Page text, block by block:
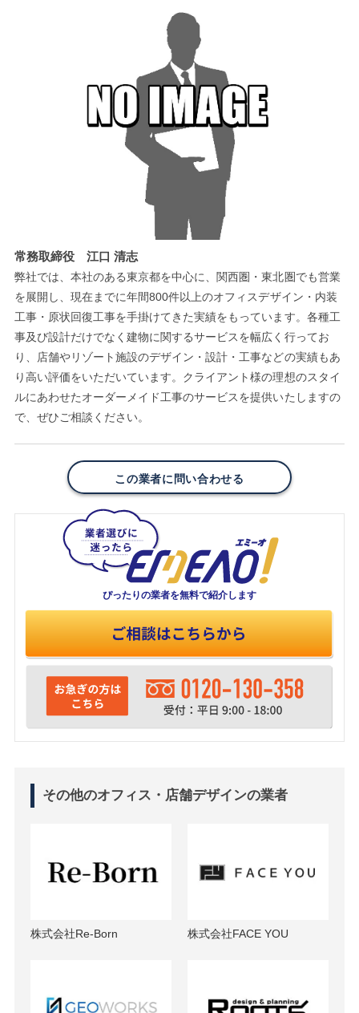
常務取締役 江口 清志
弊社では、本社のある東京都を中心に、関西圏・東北圏でも営業
を展開し、現在までに年間800件以上のオフィスデザイン・内装
工事・原状回復工事を手掛けてきた実績をもっています。各種工
事及び設計だけでなく建物に関するサービスを幅広く行ってお
り、店舗やリゾート施設のデザイン・設計・工事などの実績もあ
り高い評価をいただいています。クライアント様の理想のスタイ
ルにあわせたオーダーメイド工事のサービスを提供いたしますの
で、ぜひご相談ください。
この業者に問い合わせる
ぴったりの業者を無料で紹介します
その他のオフィス・店舗デザインの業者
株式会社Re-Born 株式会社FACE YOU